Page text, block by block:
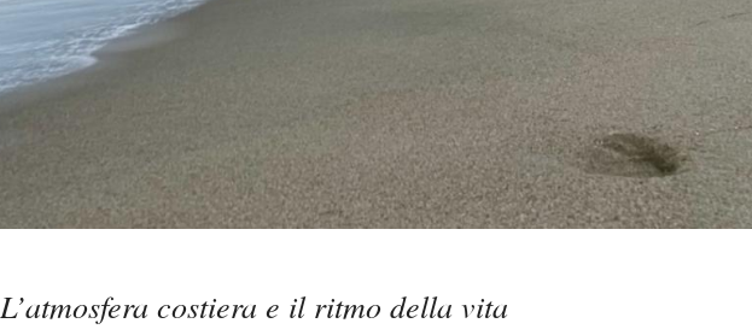
L’atmosfera costiera e il ritmo della vita